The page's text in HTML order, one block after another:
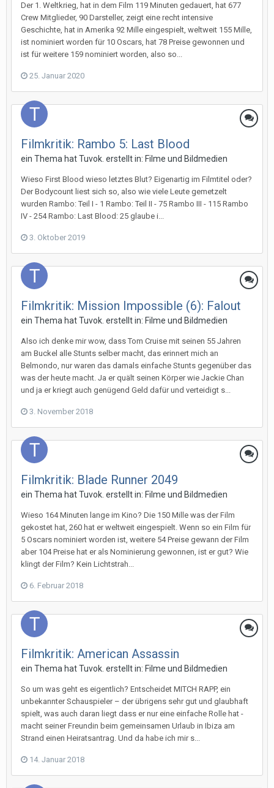
Der 1. Weltkrieg, hat in dem Film 119 Minuten gedauert, hat 677
Crew Mitglieder, 90 Darsteller, zeigt eine recht intensive
Geschichte, hat in Amerika 92 Mille eingespielt, weltweit 155 Mille,
ist nominiert worden für 10 Oscars, hat 78 Preise gewonnen und
ist für weitere 159 nominiert worden, also so...
25. Januar 2020
Filmkritik: Rambo 5: Last Blood
ein Thema hatTuvok. erstellt in: Filme und Bildmedien
Wieso First Blood wieso letztes Blut? Eigenartig im Filmtitel oder?
Der Bodycount liest sich so, also wie viele Leute gemetzelt
wurden Rambo: Teil I - 1 Rambo: Teil II - 75 Rambo III - 115 Rambo
IV - 254 Rambo: Last Blood: 25 glaube i...
3. Oktober 2019
Filmkritik: Mission Impossible (6): Falout
ein Thema hatTuvok. erstellt in: Filme und Bildmedien
Also ich denke mir wow, dass Tom Cruise mit seinen 55 Jahren
am Buckel alle Stunts selber macht, das erinnert mich an
Belmondo, nur waren das damals einfache Stunts gegenüber das
was der heute macht. Ja er quält seinen Körper wie Jackie Chan
und ja er kriegt auch genügend Geld dafür und verteidigt s...
3. November 2018
Filmkritik: Blade Runner 2049
ein Thema hatTuvok. erstellt in: Filme und Bildmedien
Wieso 164 Minuten lange im Kino? Die 150 Mille was der Film
gekostet hat, 260 hat er weltweit eingespielt. Wenn so ein Film für
5 Oscars nominiert worden ist, weitere 54 Preise gewann der Film
aber 104 Preise hat er als Nominierung gewonnen, ist er gut? Wie
klingt der Film? Kein Lichtstrah...
6. Februar 2018
Filmkritik: American Assassin
ein Thema hatTuvok. erstellt in: Filme und Bildmedien
So um was geht es eigentlich? Entscheidet MITCH RAPP, ein
unbekannter Schauspieler – der übrigens sehr gut und glaubhaft
spielt, was auch daran liegt dass er nur eine einfache Rolle hat -
macht seiner Freundin beim gemeinsamen Urlaub in Ibiza am
Strand einen Heiratsantrag. Und da habe ich mir s...
14. Januar 2018